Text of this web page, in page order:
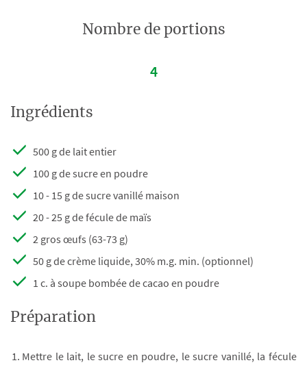
Nombre de portions
4
Ingrédients
500 g de lait entier
100 g de sucre en poudre
10 - 15 g de sucre vanillé maison
20 - 25 g de fécule de maïs
2 gros œufs (63-73 g)
50 g de crème liquide, 30% m.g. min. (optionnel)
1 c. à soupe bombée de cacao en poudre
Préparation
Mettre le lait, le sucre en poudre, le sucre vanillé, la fécule